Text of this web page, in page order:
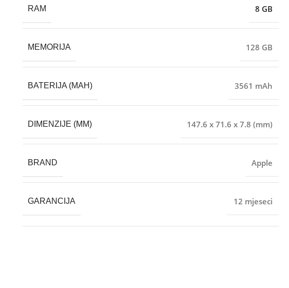
RAM 8 GB
MEMORIJA 128 GB
BATERIJA (MAH) 3561 mAh
DIMENZIJE (MM) 147.6 x 71.6 x 7.8 (mm)
BRAND Apple
GARANCIJA 12 mjeseci